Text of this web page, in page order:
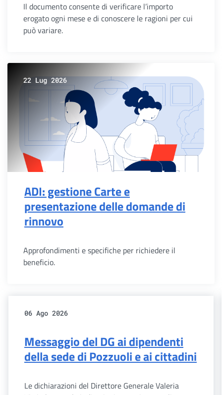
Il documento consente di verificare l’importo
erogato ogni mese e di conoscere le ragioni per cui
può variare.
22 Lug 2026
ADI: gestione Carte e
presentazione delle domande di
rinnovo
Approfondimenti e specifiche per richiedere il
beneficio.
06 Ago 2026
Messaggio del DG ai dipendenti
della sede di Pozzuoli e ai cittadini
Le dichiarazioni del Direttore Generale Valeria